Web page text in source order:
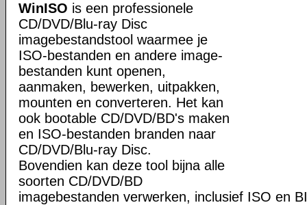
WinISO is een professionele
CD/DVD/Blu-ray Disc
imagebestandstool waarmee je
ISO-bestanden en andere image-
bestanden kunt openen,
aanmaken, bewerken, uitpakken,
mounten en converteren. Het kan
ook bootable CD/DVD/BD's maken
en ISO-bestanden branden naar
CD/DVD/Blu-ray Disc.
Bovendien kan deze tool bijna alle
soorten CD/DVD/BD
imagebestanden verwerken, inclusief ISO en